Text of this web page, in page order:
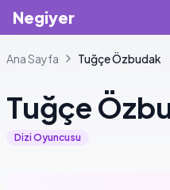
Negiyer
Ana Sayfa TuğçeÖzbudak
Tuğçe
Dizi Oyuncusu